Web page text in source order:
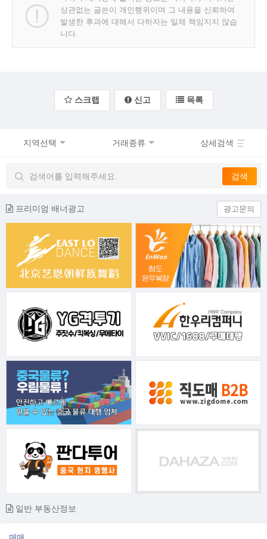
상관없는 글쓴이 개인행위이며 그 내용을 신뢰하여
발생한 후과에 대해서 다하자는 일체 책임지지 않습
니다.
스크랩 신고 목록
지역선택 거래종류 상세검색
프리미엄 배너광고 광고문의
일반 부동산정보